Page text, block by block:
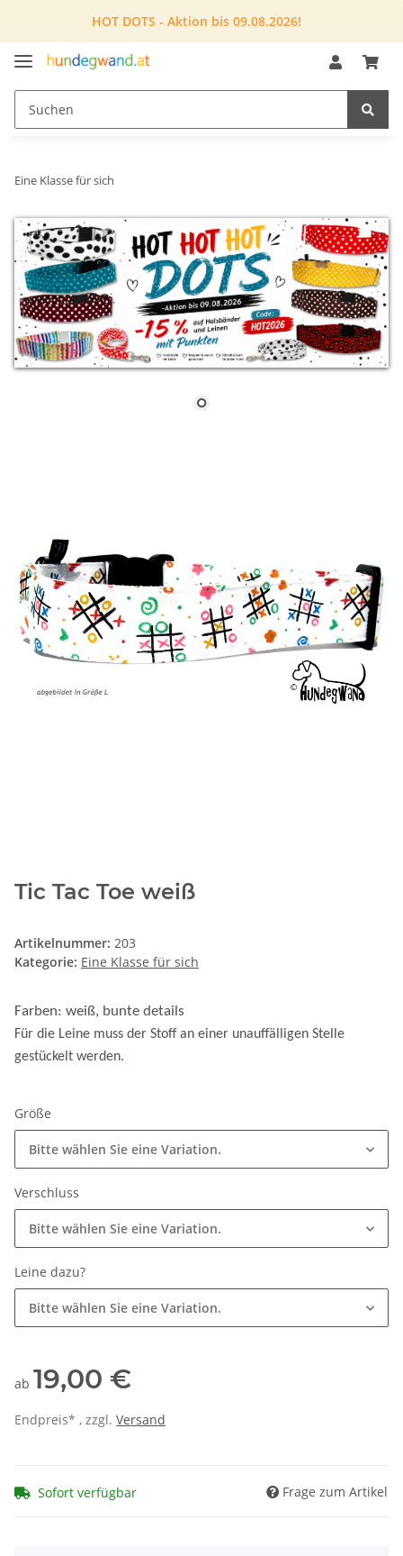
HOT DOTS - Aktion bis 09.08.2026!
Eine Klasse für sich
Tic Tac Toe weiß
Artikelnummer: 203
Kategorie: Eine Klasse für sich
Farben: weiß, bunte details
Für die Leine muss der Stoff an einer unauffälligen Stelle
gestückelt werden.
Größe
Bitte wählen Sie eine Variation.
Verschluss
Bitte wählen Sie eine Variation.
Leine dazu?
Bitte wählen Sie eine Variation.
ab 19,00 €
Endpreis* , zzgl. Versand
Sofort verfügbar Frage zum Artikel